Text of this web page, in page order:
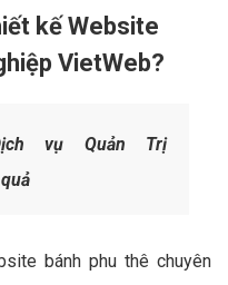
kế Website
VietWeb?
vụ Quản Trị
bánh phu thê chuyên